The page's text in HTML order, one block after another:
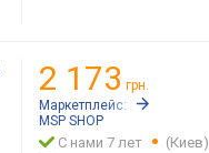
2 173 грн.
Маркетплейс:
Rozetka.ua
MSP SHOP
С нами 7 лет
(Киев)